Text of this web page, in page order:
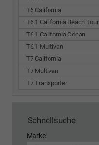
T6 California
T6.1 California Beach Tour
T6.1 California Ocean
T6.1 Multivan
T7 California
T7 Multivan
T7 Transporter
Schnellsuche
Marke